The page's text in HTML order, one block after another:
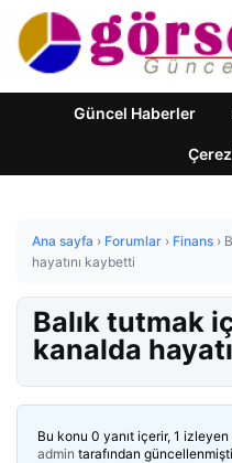
Güncel Haberler
Ana sayfa › Forumlar › Finans ›
hayatını kaybetti
Balık tutmak
kanalda
Bu konu 0 yanıt içerir, 1 izleyen
admin tarafından